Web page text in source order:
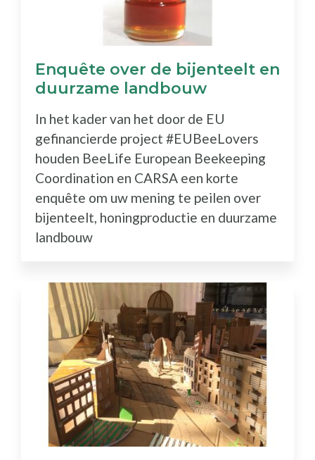
Enquête over de bijenteelt en
duurzame landbouw
In het kader van het door de EU
gefinancierde project #EUBeeLovers
houden BeeLife European Beekeeping
Coordination en CARSA een korte
enquête om uw mening te peilen over
bijenteelt, honingproductie en duurzame
landbouw